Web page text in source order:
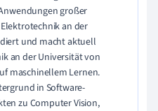
großer
an der
und macht aktuell
an der Universität von
maschinellem Lernen.
in Software-
zu Computer Vision,